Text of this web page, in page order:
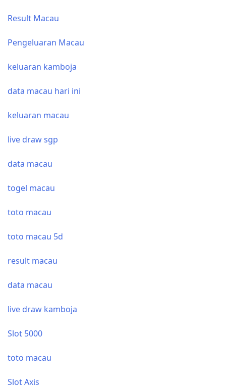
Result Macau
Pengeluaran Macau
keluaran kamboja
data macau hari ini
keluaran macau
live draw sgp
data macau
togel macau
toto macau
toto macau 5d
result macau
data macau
live draw kamboja
Slot 5000
toto macau
Slot Axis